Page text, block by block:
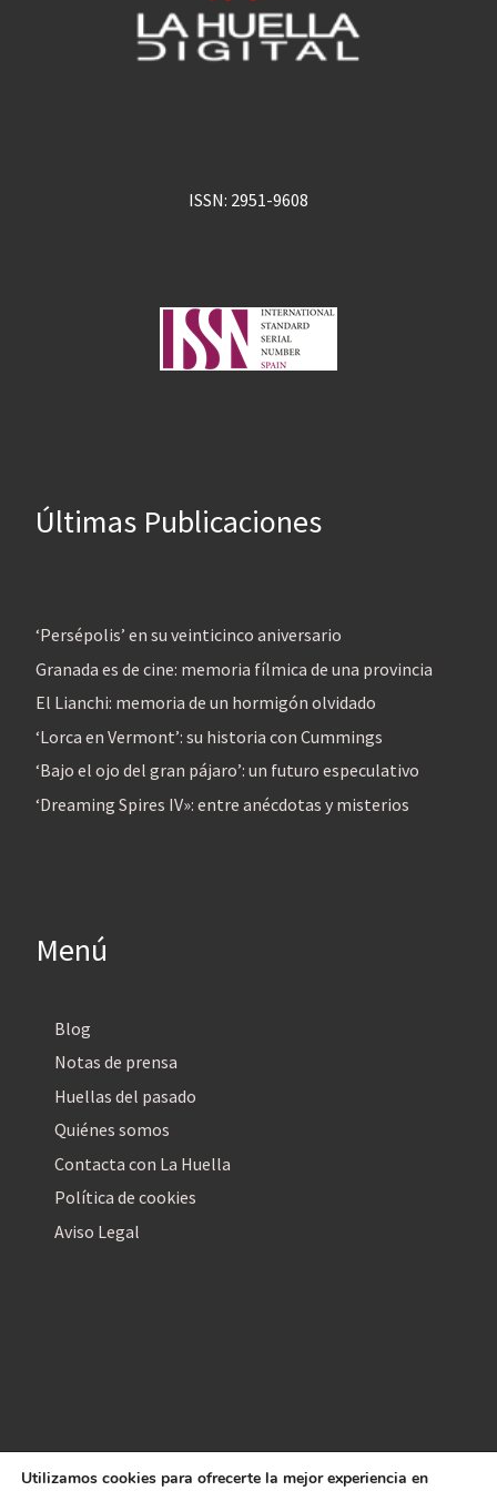
ISSN: 2951-9608
Últimas Publicaciones
‘Persépolis’ en su veinticinco aniversario
Granada es de cine: memoria fílmica de una provincia
El Lianchi: memoria de un hormigón olvidado
‘Lorca en Vermont’: su historia con Cummings
‘Bajo el ojo del gran pájaro’: un futuro especulativo
‘Dreaming Spires IV»: entre anécdotas y misterios
Menú
Blog
Notas de prensa
Huellas del pasado
Quiénes somos
Contacta con La Huella
Política de cookies
Aviso Legal
Utilizamos cookies para ofrecerte la mejor experiencia en